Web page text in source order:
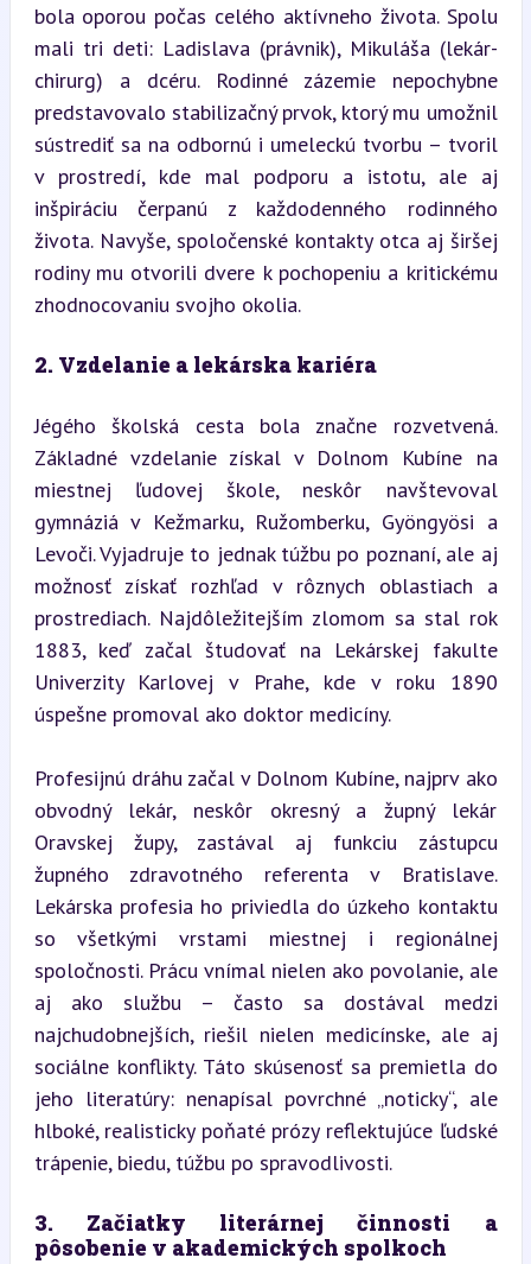
bola oporou počas celého aktívneho života. Spolu
mali tri deti: Ladislava (právnik), Mikuláša (lekár-
chirurg) a dcéru. Rodinné zázemie nepochybne
predstavovalo stabilizačný prvok, ktorý mu umožnil
sústrediť sa na odbornú i umeleckú tvorbu – tvoril
v prostredí, kde mal podporu a istotu, ale aj
inšpiráciu čerpanú z každodenného rodinného
života. Navyše, spoločenské kontakty otca aj širšej
rodiny mu otvorili dvere k pochopeniu a kritickému
zhodnocovaniu svojho okolia.
2. Vzdelanie a lekárska kariéra
Jégého školská cesta bola značne rozvetvená.
Základné vzdelanie získal v Dolnom Kubíne na
miestnej ľudovej škole, neskôr navštevoval
gymnáziá v Kežmarku, Ružomberku, Gyöngyösi a
Levoči. Vyjadruje to jednak túžbu po poznaní, ale aj
možnosť získať rozhľad v rôznych oblastiach a
prostrediach. Najdôležitejším zlomom sa stal rok
1883, keď začal študovať na Lekárskej fakulte
Univerzity Karlovej v Prahe, kde v roku 1890
úspešne promoval ako doktor medicíny.
Profesijnú dráhu začal v Dolnom Kubíne, najprv ako
obvodný lekár, neskôr okresný a župný lekár
Oravskej župy, zastával aj funkciu zástupcu
župného zdravotného referenta v Bratislave.
Lekárska profesia ho priviedla do úzkeho kontaktu
so všetkými vrstami miestnej i regionálnej
spoločnosti. Prácu vnímal nielen ako povolanie, ale
aj ako službu – často sa dostával medzi
najchudobnejších, riešil nielen medicínske, ale aj
sociálne konflikty. Táto skúsenosť sa premietla do
jeho literatúry: nenapísal povrchné „noticky“, ale
hlboké, realisticky poňaté prózy reflektujúce ľudské
trápenie, biedu, túžbu po spravodlivosti.
3. Začiatky literárnej činnosti a
pôsobenie v akademických spolkoch